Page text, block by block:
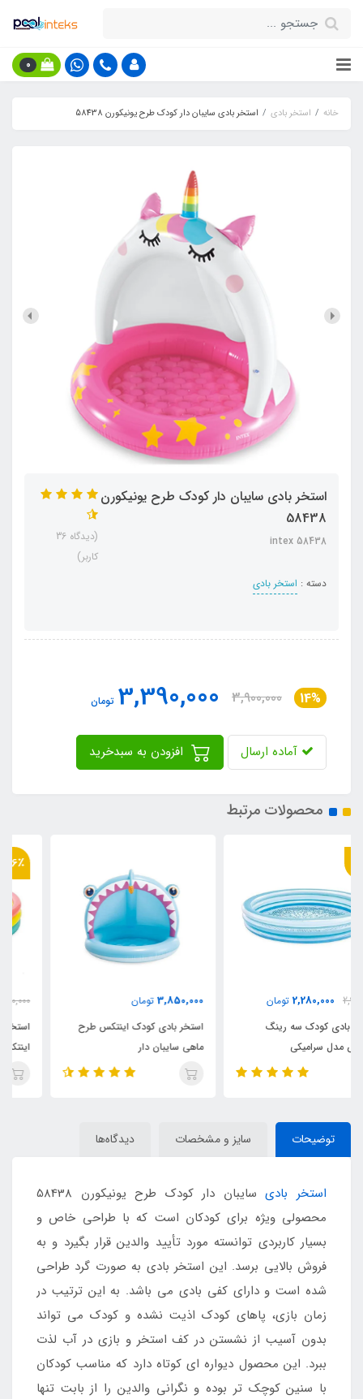
0
خانه استخر بادی استخر بادی سایبان دار کودک طرح یونیکورن 58438
استخر بادی سایبان دار کودک طرح یونیکورن
58438
intex 58438
دسته : استخر بادی
(دیدگاه 36
کاربر)
14%
3,900,000
3,390,000 تومان
آماده ارسال
محصولات مرتبط
3,850,000 تومان
استخر بادی کودک اینتکس طرح
ماهی سایبان دار
3,400,000
استخر بادی سه رینگ کودک
اینتکس طرح جدید قطر 147
توضیحات سایز و مشخصات دیدگاه‌ها
استخر بادی
سایبان دار کودک طرح یونیکورن 58438
محصولی ویژه برای کودکان است که با طراحی خاص و
بسیار کاربردی توانسته مورد تأیید والدین قرار بگیرد و به
فروش بالایی برسد. این استخر بادی به صورت گرد طراحی
شده است و دارای کفی بادی می باشد. به این ترتیب در
زمان بازی، پاهای کودک اذیت نشده و کودک می تواند
بدون آسیب از نشستن در کف استخر و بازی در آب لذت
ببرد. این محصول دیواره ای کوتاه دارد که مناسب کودکان
با سنین کوچک تر بوده و نگرانی والدین را از بابت تنها